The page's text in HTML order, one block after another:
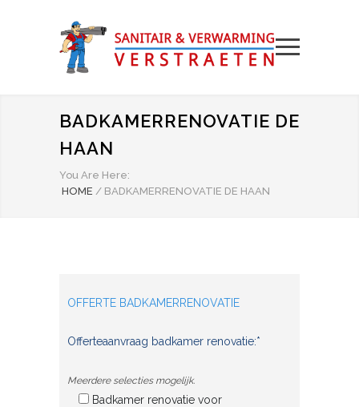
BADKAMERRENOVATIE DE
HAAN
You Are Here:
HOME / BADKAMERRENOVATIE DE HAAN
OFFERTE BADKAMERRENOVATIE
Offerteaanvraag badkamer renovatie:*
Meerdere selecties mogelijk.
Badkamer renovatie voor